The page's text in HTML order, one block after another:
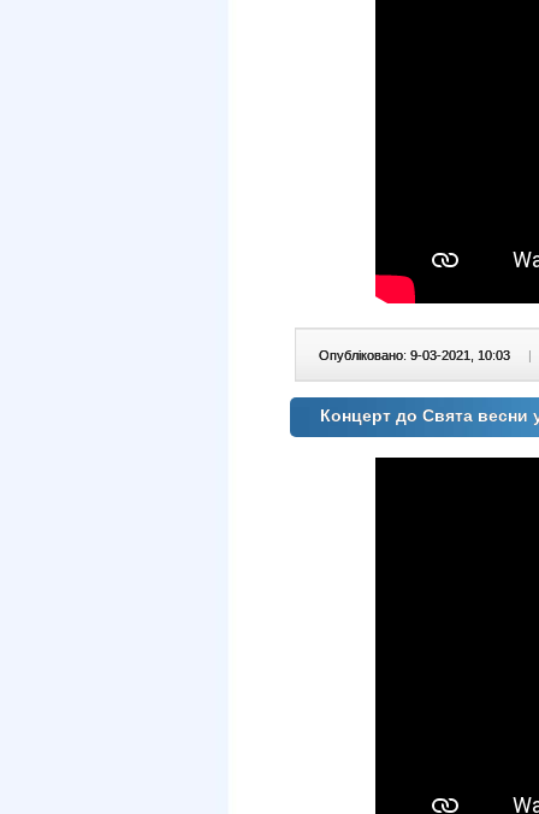
Опубліковано: 9-03-2021, 10:03 |
Концерт до Свята весни